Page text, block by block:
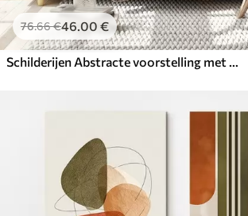
76.66€46.00 €
Schilderijen Abstracte voorstelling met een tak met bladeren